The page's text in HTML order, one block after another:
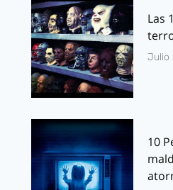
Las
Julio
10